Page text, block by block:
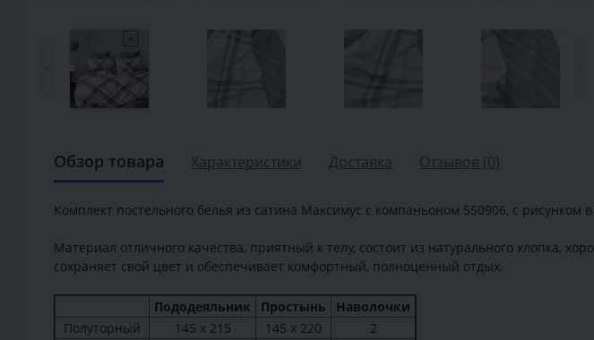
Обзор товара Характеристики Доставка Отзывов (0)
Комплект постельного белья из сатина Максимус с компаньоном 550906, с рисунком
Материал отличного качества, приятный к телу, состоит из натурального хлопка,
сохраняет свой цвет и обеспечивает комфортный, полноценный отдых.
Пододеяльник Простынь
Наволочки
Полуторный
145 х 215 145 х 220
2